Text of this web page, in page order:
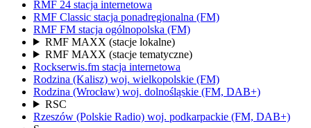
RMF 24 stacja internetowa
RMF Classic stacja ponadregionalna (FM)
RMF FM stacja ogólnopolska (FM)
RMF MAXX (stacje lokalne)
RMF MAXX (stacje tematyczne)
Rockserwis.fm stacja internetowa
Rodzina (Kalisz) woj. wielkopolskie (FM)
Rodzina (Wrocław) woj. dolnośląskie (FM, DAB+)
RSC
Rzeszów (Polskie Radio) woj. podkarpackie (FM, DAB+)